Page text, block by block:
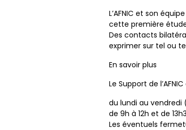
L’AFNIC et son
cette première
Des contacts
exprimer sur tel ou
En savoir plus
Le Support de
du lundi au vendredi
de 9h à 12h et de
Les éventuels